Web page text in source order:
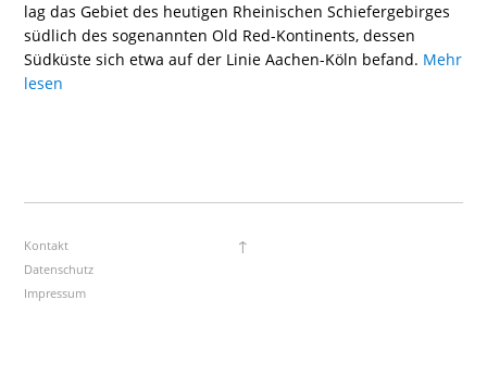
lag das Gebiet des heutigen Rheinischen Schiefergebirges
südlich des sogenannten Old Red-Kontinents, dessen
Südküste sich etwa auf der Linie Aachen-Köln befand. Mehr
lesen
Kontakt
Datenschutz
Impressum
↑